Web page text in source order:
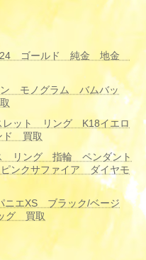
ゴールド 純金 地金
モノグラム バムバッ
ット リング K18イエロ
ド 買取
リング 指輪 ペンダント
ンクサファイア ダイヤモ
エXS ブラック/ベージ
グ 買取